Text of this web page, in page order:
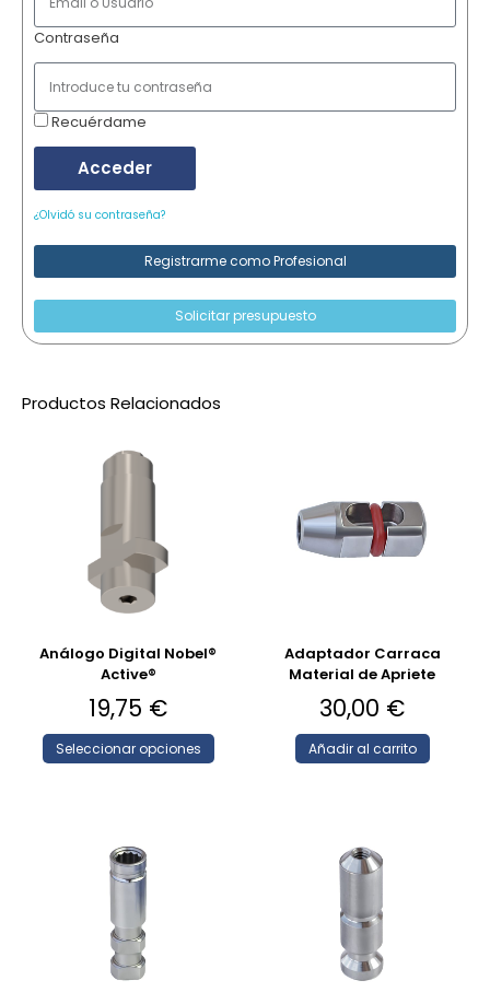
Contraseña
Recuérdame
Acceder
¿Olvidó su contraseña?
Registrarme como Profesional
Solicitar presupuesto
Productos Relacionados
Análogo Digital Nobel®
Active®
19,75 €
Seleccionar opciones
Adaptador Carraca
Material de Apriete
30,00 €
Añadir al carrito